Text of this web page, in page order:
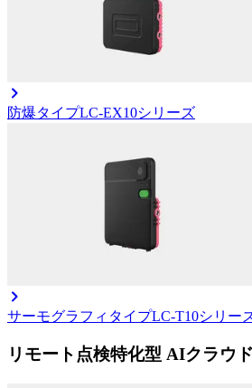
防爆タイプLC-EX10シリーズ
サーモグラフィタイプLC-T10シリー
リモート点検特化型 AIクラウ